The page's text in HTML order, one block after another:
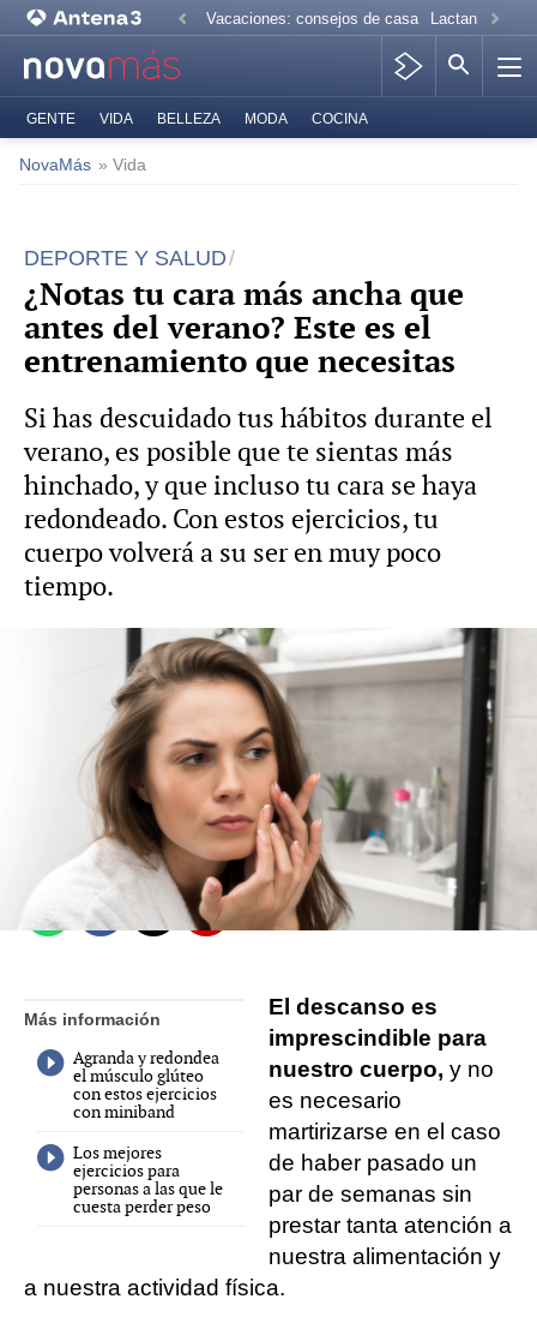
Vacaciones: consejos de casa Lactancia
GENTE VIDA BELLEZA MODA COCINA
NovaMás » Vida
DEPORTE Y SALUD
¿Notas tu cara más ancha que
antes del verano? Este es el
entrenamiento que necesitas
Si has descuidado tus hábitos durante el
verano, es posible que te sientas más
hinchado, y que incluso tu cara se haya
redondeado. Con estos ejercicios, tu
cuerpo volverá a su ser en muy poco
tiempo.
Javier G. García Entrenador personal
Madrid
Publicado: 16 de septiembre de 2021, 09:09
WhatsappFacebook
X Flipboard
Más información
Agranda y redondea
el músculo glúteo
con estos ejercicios
con miniband
Los mejores
ejercicios para
personas a las que le
cuesta perder peso
El descanso es
imprescindible para
nuestro cuerpo, y no
es necesario
martirizarse en el caso
de haber pasado un
par de semanas sin
prestar tanta atención a
nuestra alimentación y
a nuestra actividad física.